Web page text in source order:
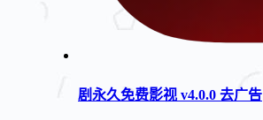
剧永久免费影视 v4.0.0 去广告